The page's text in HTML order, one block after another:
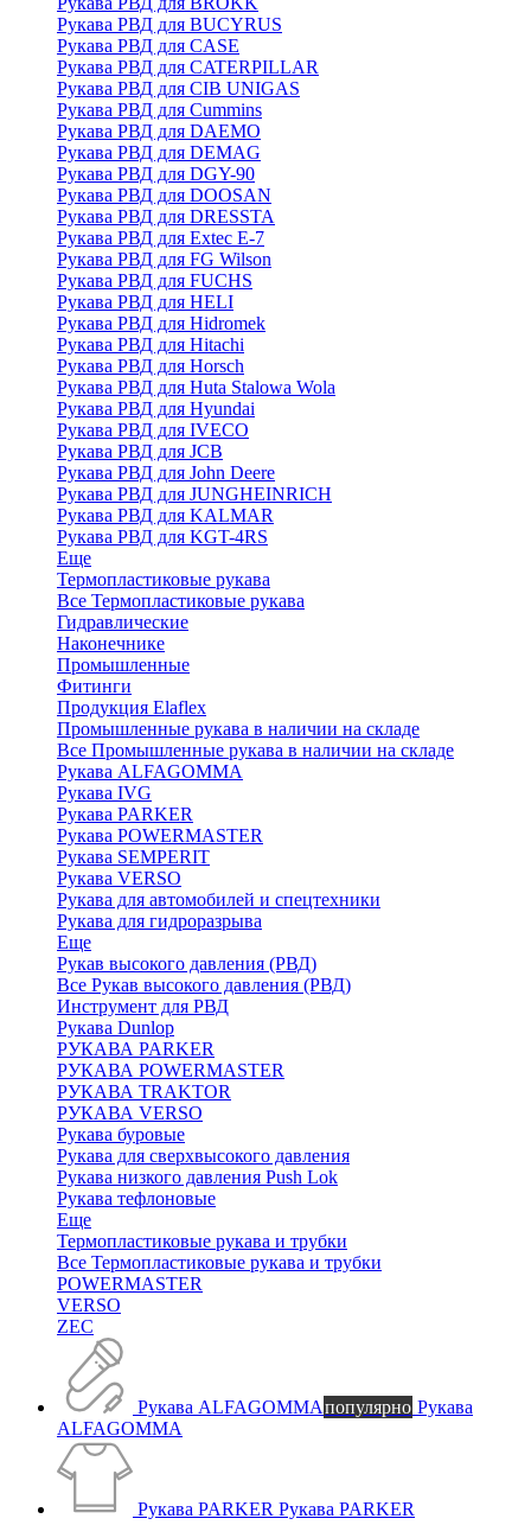
Рукава РВД для BUCYRUS
Рукава РВД для CASE
Рукава РВД для CATERPILLAR
Рукава РВД для CIB UNIGAS
Рукава РВД для Cummins
Рукава РВД для DAEMO
Рукава РВД для DEMAG
Рукава РВД для DGY-90
Рукава РВД для DOOSAN
Рукава РВД для DRESSTA
Рукава РВД для Extec E-7
Рукава РВД для FG Wilson
Рукава РВД для FUCHS
Рукава РВД для HELI
Рукава РВД для Hidromek
Рукава РВД для Hitachi
Рукава РВД для Horsch
Рукава РВД для Huta Stalowa Wola
Рукава РВД для Hyundai
Рукава РВД для IVECO
Рукава РВД для JCB
Рукава РВД для John Deere
Рукава РВД для JUNGHEINRICH
Рукава РВД для KALMAR
Рукава РВД для KGT-4RS
Еще
Термопластиковые рукава
Все Термопластиковые рукава
Гидравлические
Наконечнике
Промышленные
Фитинги
Продукция Elaflex
Промышленные рукава в наличии на складе
Все Промышленные рукава в наличии на складе
Рукава ALFAGOMMA
Рукава IVG
Рукава PARKER
Рукава POWERMASTER
Рукава SEMPERIT
Рукава VERSO
Рукава для автомобилей и спецтехники
Рукава для гидроразрыва
Еще
Рукав высокого давления (РВД)
Все Рукав высокого давления (РВД)
Инструмент для РВД
Рукава Dunlop
РУКАВА PARKER
РУКАВА POWERMASTER
РУКАВА TRAKTOR
РУКАВА VERSO
Рукава буровые
Рукава для сверхвысокого давления
Рукава низкого давления Push Lok
Рукава тефлоновые
Еще
Термопластиковые рукава и трубки
Все Термопластиковые рукава и трубки
POWERMASTER
VERSO
ZEC
Рукава ALFAGOMMAпопулярно Рукава
ALFAGOMMA
Рукава PARKER Рукава PARKER